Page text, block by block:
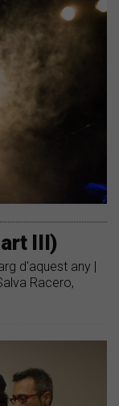
III)
d'aquest any |
Racero,